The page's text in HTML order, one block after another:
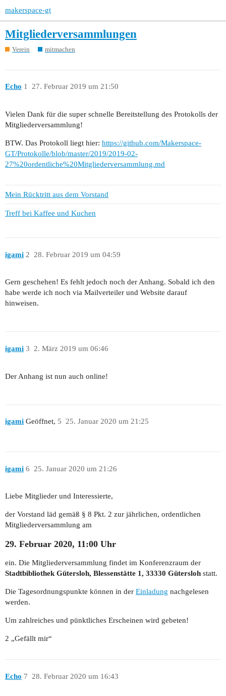
makerspace-gt
Mitgliederversammlungen
Verein mitmachen
Echo 27. Februar 2019 um 21:50
1
Vielen Dank für die super schnelle Bereitstellung des Protokolls der
Mitgliederversammlung!
BTW. Das Protokoll liegt hier: https://github.com/Makerspace-
GT/Protokolle/blob/master/2019/2019-02-
27%20ordentliche%20Mitgliederversammlung.md
Mein Rücktritt aus dem Vorstand
Treff bei Kaffee und Kuchen
igami 28. Februar 2019 um 04:59
2
Gern geschehen! Es fehlt jedoch noch der Anhang. Sobald ich den
habe werde ich noch via Mailverteiler und Website darauf
hinweisen.
igami 2. März 2019 um 06:46
3
Der Anhang ist nun auch online!
igami Geöffnet, 25. Januar 2020 um 21:25
5
igami 25. Januar 2020 um 21:26
6
Liebe Mitglieder und Interessierte,
der Vorstand läd gemäß § 8 Pkt. 2 zur jährlichen, ordentlichen
Mitgliederversammlung am
29. Februar 2020, 11:00 Uhr
ein. Die Mitgliederversammlung findet im Konferenzraum der
Stadtbibliothek Gütersloh, Blessenstätte 1, 33330 Gütersloh statt.
Die Tagesordnungspunkte können in der Einladung nachgelesen
werden.
Um zahlreiches und pünktliches Erscheinen wird gebeten!
2 „Gefällt mir“
Echo 28. Februar 2020 um 16:43
7